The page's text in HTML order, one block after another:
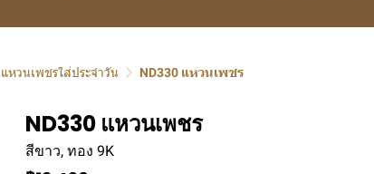
แหวนเพชรใส่ประจำวัน ND330 แหวนเพชร
ND330 แหวนเพชร
สีขาว, ทอง 9K